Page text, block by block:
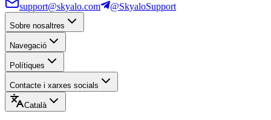
support@skyalo.com @SkyaloSupport
Sobre nosaltres
Navegació
Polítiques
Contacte i xarxes socials
Català